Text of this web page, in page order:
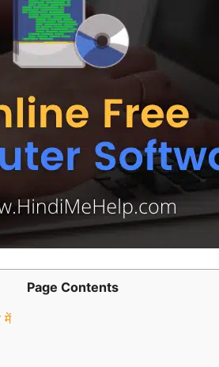
Page Contents
में